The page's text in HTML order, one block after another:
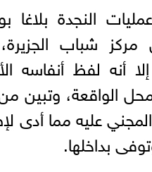
النجدة بلاغا
شباب
أنه لفظ أنفاسه
المجني عليه مما أدى
بداخلها.